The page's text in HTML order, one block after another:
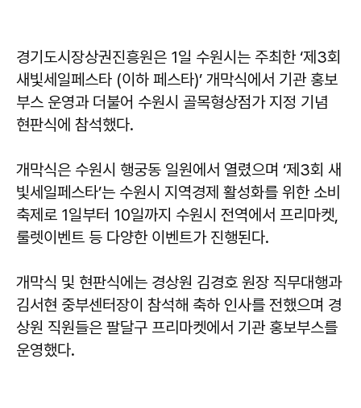
경기도시장상권진흥원은 1일 수원시는 주최한 ‘제3회
새빛세일페스타 (이하 페스타)’ 개막식에서 기관 홍보
부스 운영과 더불어 수원시 골목형상점가 지정 기념
현판식에 참석했다.
개막식은 수원시 행궁동 일원에서 열렸으며 ‘제3회 새
빛세일페스타’는 수원시 지역경제 활성화를 위한 소비
축제로 1일부터 10일까지 수원시 전역에서 프리마켓,
룰렛이벤트 등 다양한 이벤트가 진행된다.
개막식 및 현판식에는 경상원 김경호 원장 직무대행과
김서현 중부센터장이 참석해 축하 인사를 전했으며 경
상원 직원들은 팔달구 프리마켓에서 기관 홍보부스를
운영했다.